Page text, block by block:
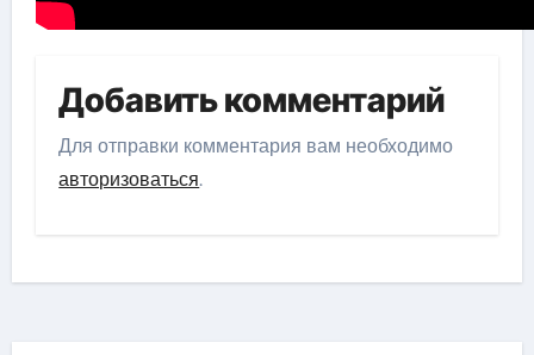
Добавить комментарий
Для отправки комментария вам необходимо
авторизоваться.